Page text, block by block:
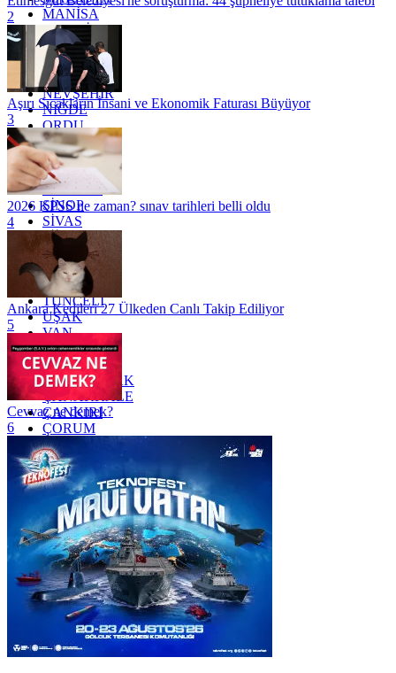
MANİSA
MARDİN
MERSİN
MUĞLA
MUŞ
NEVŞEHİR
NİĞDE
ORDU
OSMANİYE
RİZE
SAKARYA
SAMSUN
SİNOP
SİVAS
SİİRT
TEKİRDAĞ
TOKAT
TRABZON
TUNCELİ
UŞAK
VAN
YALOVA
YOZGAT
ZONGULDAK
ÇANAKKALE
ÇANKIRI
ÇORUM
İSTANBUL
İZMİR
ŞANLIURFA
ŞIRNAK
2
Aşırı Sıcakların İnsani ve Ekonomik Faturası Büyüyor
3
2026 KPSS ne zaman? sınav tarihleri belli oldu
4
Ankara Kedileri 27 Ülkeden Canlı Takip Ediliyor
5
Cevvaz ne demek?
6